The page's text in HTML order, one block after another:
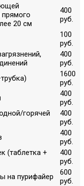
20 см
400
руб.
100
руб.
400
руб.
1600
руб.
400
руб.
горячей
400
руб.
400
руб.
(таблетка +
400
руб.
на пурифайер
600
руб.